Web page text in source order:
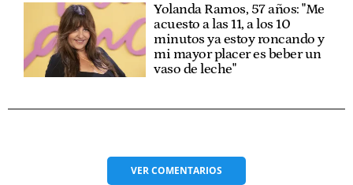
Yolanda Ramos, 57 años: "Me
acuesto a las 11, a los 10
minutos ya estoy roncando y
mi mayor placer es beber un
vaso de leche"
VERCOMENTARIOS